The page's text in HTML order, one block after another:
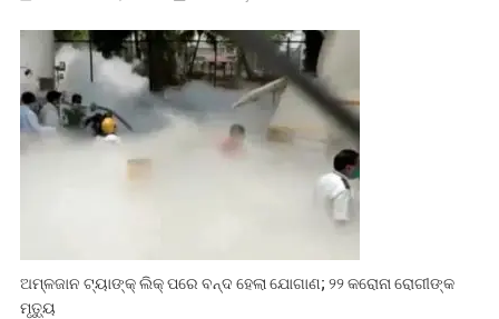
ଅମ୍ଳଜାନ ଟ୍ୟାଙ୍କ୍‌ ଲିକ୍ ପରେ ବନ୍ଦ ହେଲା ଯୋଗାଣ; ୨୨ କରୋନା ରୋଗୀଙ୍କ
ମୃତ୍ୟୁ